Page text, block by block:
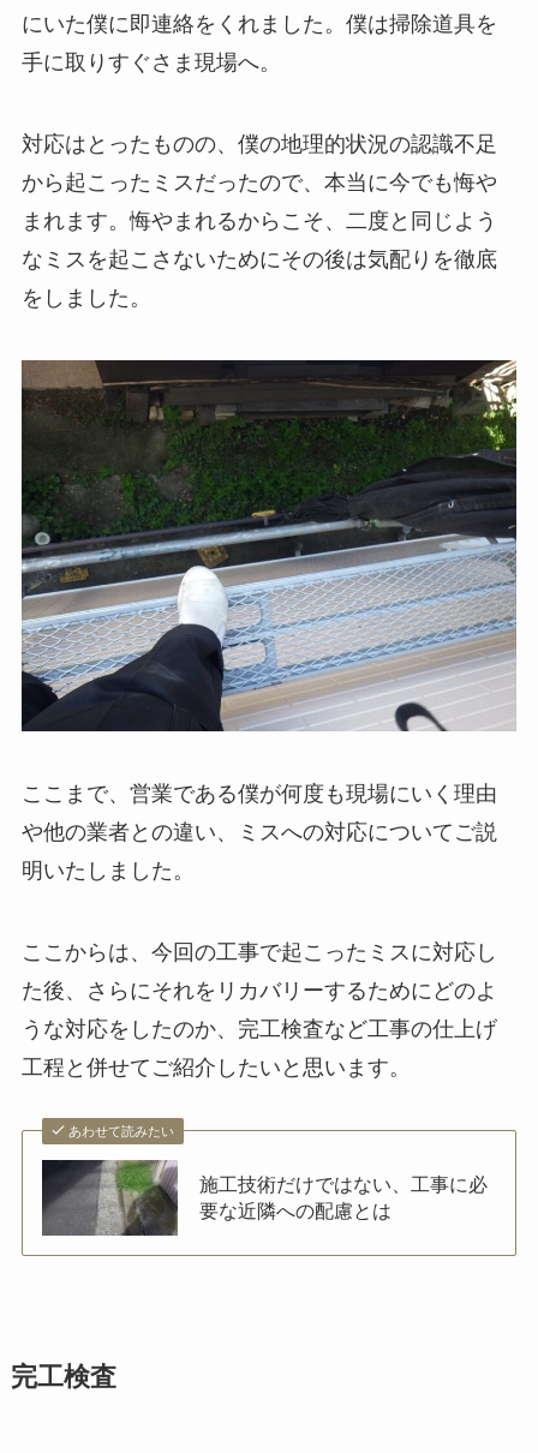
にいた僕に即連絡をくれました。僕は掃除道具を
手に取りすぐさま現場へ。
対応はとったものの、僕の地理的状況の認識不足
から起こったミスだったので、本当に今でも悔や
まれます。悔やまれるからこそ、二度と同じよう
なミスを起こさないためにその後は気配りを徹底
をしました。
ここまで、営業である僕が何度も現場にいく理由
や他の業者との違い、ミスへの対応についてご説
明いたしました。
ここからは、今回の工事で起こったミスに対応し
た後、さらにそれをリカバリーするためにどのよ
うな対応をしたのか、完工検査など工事の仕上げ
工程と併せてご紹介したいと思います。
あわせて読みたい
施工技術だけではない、工事に必
要な近隣への配慮とは
完工検査